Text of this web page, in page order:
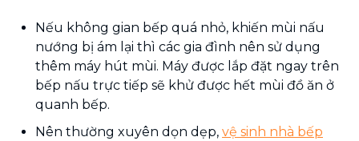
Nếu không gian bếp quá nhỏ, khiến mùi nấu
nướng bị ám lại thì các gia đình nên sử dụng
thêm máy hút mùi. Máy được lắp đặt ngay trên
bếp nấu trực tiếp sẽ khử được hết mùi đồ ăn ở
quanh bếp.
Nên thường xuyên dọn dẹp, vệ sinh nhà bếp